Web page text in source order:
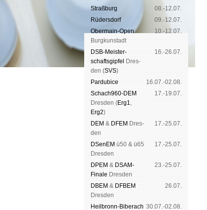
Straß­burg
08.-12.07.
Rüders­dorf
09.-12.07.
Ober­main-Open
Burg­kun­stadt
10.-12.07.
DSB-Meister­
schafts­gipfel
Dres­
den (SVS)
16.-26.07.
Pardu­bice
16.07.-02.08.
Schach960-DEM
Dres­den (Erg1,
Erg2)
17.-19.07.
DEM & DFEM Dres­
den
17.-25.07.
DSenEM ü50 & ü65
Dres­den
17.-25.07.
DPEM & DSAM-
Finale Dres­den
23.-25.07.
DBEM & DFBEM
Dres­den
26.07.
Heil­bronn-Bi­ber­ach 30.07.-02.08.